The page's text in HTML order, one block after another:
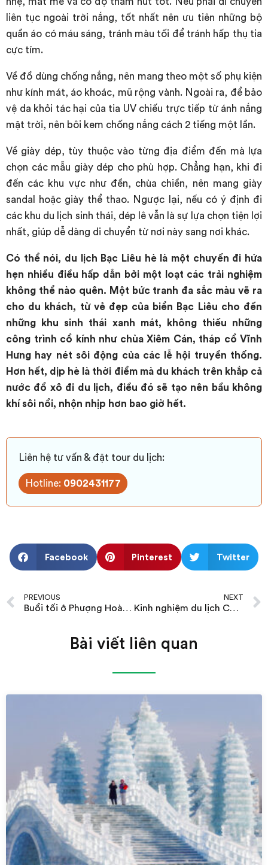
liên tục ngoài trời nắng, tốt nhất nên ưu tiên những bộ
quần áo có máu sáng, tránh màu tối để tránh hấp thụ tia
cực tím.
Về đồ dùng chống nắng, nên mang theo một số phụ kiện
như kính mát, áo khoác, mũ rộng vành. Ngoài ra, để bảo
vệ da khỏi tác hại của tia UV chiếu trực tiếp từ ánh nắng
mặt trời, nên bôi kem chống nắng cách 2 tiếng một lần.
Về giày dép, tùy thuộc vào từng địa điểm đến mà lựa
chọn các mẫu giày dép cho phù hợp. Chẳng hạn, khi đi
đến các khu vực như đền, chùa chiền, nên mang giày
sandal hoặc giày thể thao. Ngược lại, nếu có ý định đi
các khu du lịch sinh thái, dép lê vẫn là sự lựa chọn tiện lợi
nhất, giúp dễ dàng di chuyển từ nơi này sang nơi khác.
Có thể nói, du lịch Bạc Liêu hè là một chuyến đi hứa
hẹn nhiều điều hấp dẫn bởi một loạt các trải nghiệm
không thể nào quên. Một bức tranh đa sắc màu vẽ ra
cho du khách, từ vẻ đẹp của biển Bạc Liêu cho đến
những khu sinh thái xanh mát, không thiếu những
công trình cổ kính như chùa Xiêm Cán, tháp cổ Vĩnh
Hưng hay nét sôi động của các lễ hội truyền thống.
Hơn hết, dịp hè là thời điểm mà du khách trên khắp cả
nước đổ xô đi du lịch, điều đó sẽ tạo nên bầu không
khí sôi nổi, nhộn nhịp hơn bao giờ hết.
Liên hệ tư vấn & đặt tour du lịch:
Hotline: 0902431177
Facebook Pinterest Twitter
PREVIOUS
Buổi tối ở Phượng Hoàng Cổ Trấn có gì? Nên đi đâu, làm gì?
NEXT
Kinh nghiệm du lịch Cà Mau hè
Bài viết liên quan